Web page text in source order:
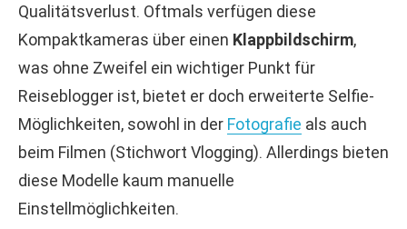
Qualitätsverlust. Oftmals verfügen diese
Kompaktkameras über einen Klappbildschirm,
was ohne Zweifel ein wichtiger Punkt für
Reiseblogger ist, bietet er doch erweiterte Selfie-
Möglichkeiten, sowohl in der Fotografie als auch
beim Filmen (Stichwort Vlogging). Allerdings bieten
diese Modelle kaum manuelle
Einstellmöglichkeiten.